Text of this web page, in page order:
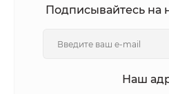
Подписывайтесь на
Наш